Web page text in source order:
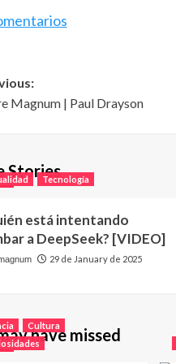
Magnum | Paul Drayson
StoriesTecnología
está intentando
a DeepSeek? [VIDEO]
29 de January de 2025
have missed
Cultura